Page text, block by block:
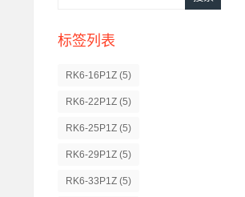
标签列表
RK6-16P1Z (5)
RK6-22P1Z (5)
RK6-25P1Z (5)
RK6-29P1Z (5)
RK6-33P1Z (5)